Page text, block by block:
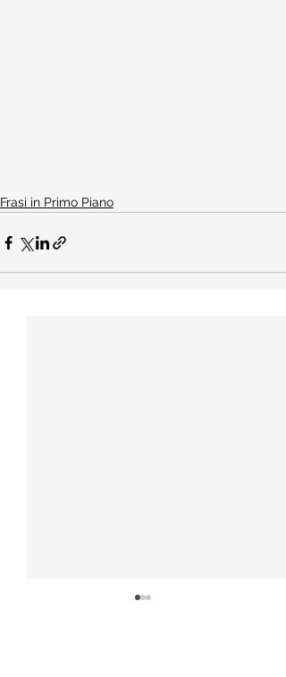
Frasi in Primo Piano